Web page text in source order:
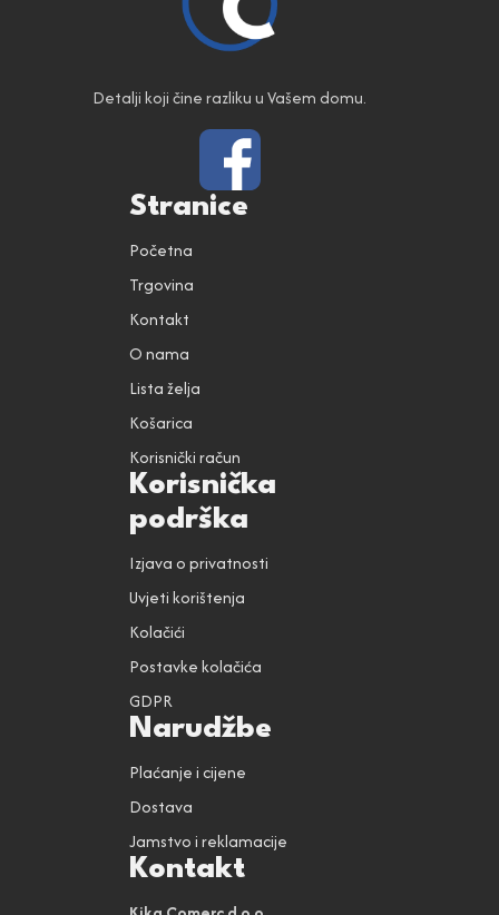
Detalji koji čine razliku u Vašem domu.
Stranice
Početna
Trgovina
Kontakt
O nama
Lista želja
Košarica
Korisnički račun
Korisnička
podrška
Izjava o privatnosti
Uvjeti korištenja
Kolačići
Postavke kolačića
GDPR
Narudžbe
Plaćanje i cijene
Dostava
Jamstvo i reklamacije
Kontakt